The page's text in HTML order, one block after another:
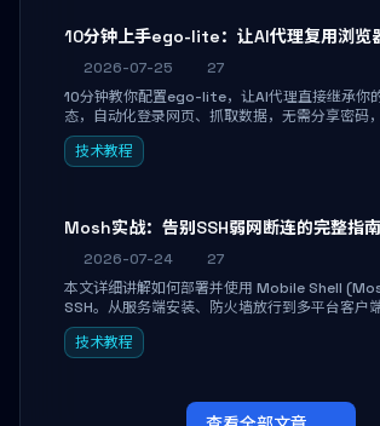
10分钟上手ego-lite：让AI代理复用浏览
2026-07-25
27
10分钟教你配置ego-lite，让AI代理直接继承你
态，自动化登录网页、抓取数据，无需分享密码
干扰日常使用。
技术教程
Mosh实战：告别SSH弱网断连的完整指南
2026-07-24
27
本文详细讲解如何部署并使用 Mobile Shell
SSH。从服务端安装、防火墙放行到多平台客户
带你掌握本地回显、连接漫游与断线自动恢复等
解决高铁、移动网络等弱网场景下 SSH 频繁掉
技术教程